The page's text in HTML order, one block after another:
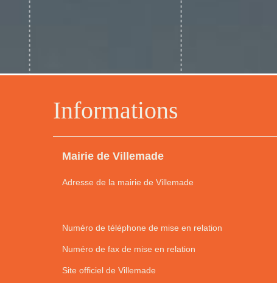
Informations
Mairie de Villemade
Adresse de la mairie de Villemade
Numéro de téléphone de mise en relation
Numéro de fax de mise en relation
Site officiel de Villemade